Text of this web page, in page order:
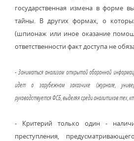
государственная измена в форме
тайны. В других формах, о
(шпионаж или иное оказание
ответственности факт доступа не
- Заниматься анализом открытой оборонной
идет о зарубежном заказчике (журнале,
руководствуется ФСБ, выделяя среди аналитиков тех,
- Критерий только один -
преступления,